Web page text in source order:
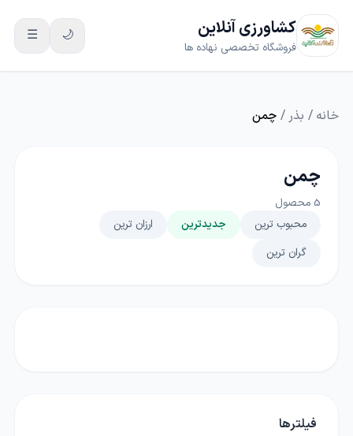
کشاورزی آنلاین
فروشگاه تخصصی نهاده ها
🌙
☰
خانه / بذر / چمن
چمن
5محصول
محبوب ترین
جدیدترین
ارزان ترین
گران ترین
فیلترها